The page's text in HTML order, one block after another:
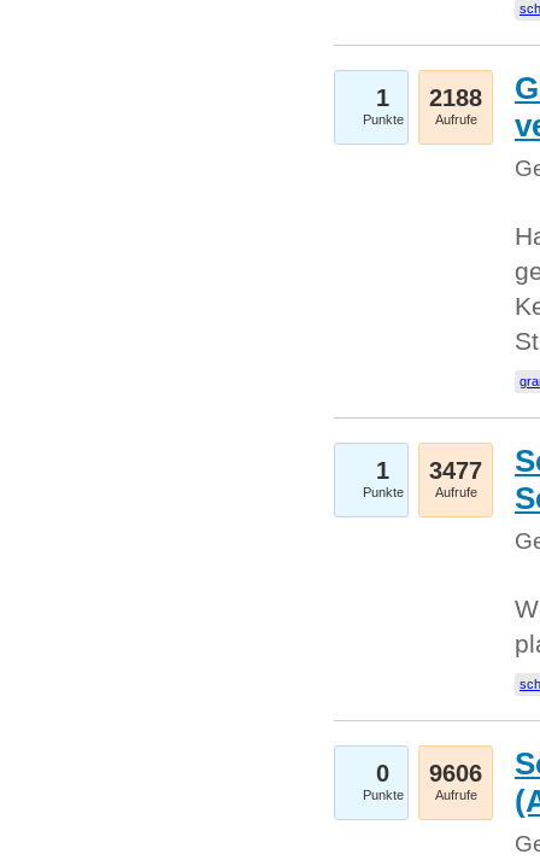
1
Punkte
2188
Aufrufe
1
Punkte
3477
Aufrufe
0
Punkte
9606
Aufrufe